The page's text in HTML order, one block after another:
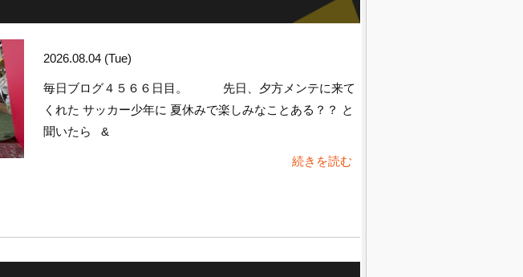
2026.08.04 (Tue)
毎日ブログ４５６６日目。 先日、夕方メンテに来て
くれた サッカー少年に 夏休みで楽しみなことある？？ と
聞いたら &
続きを読む